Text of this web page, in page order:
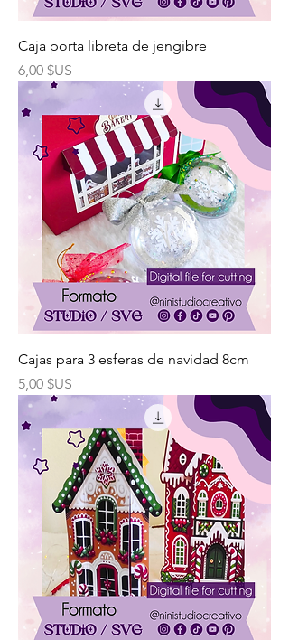
Caja porta libreta de jengibre
Prix
6,00 $US
Cajas para 3 esferas de navidad 8cm
Prix
5,00 $US